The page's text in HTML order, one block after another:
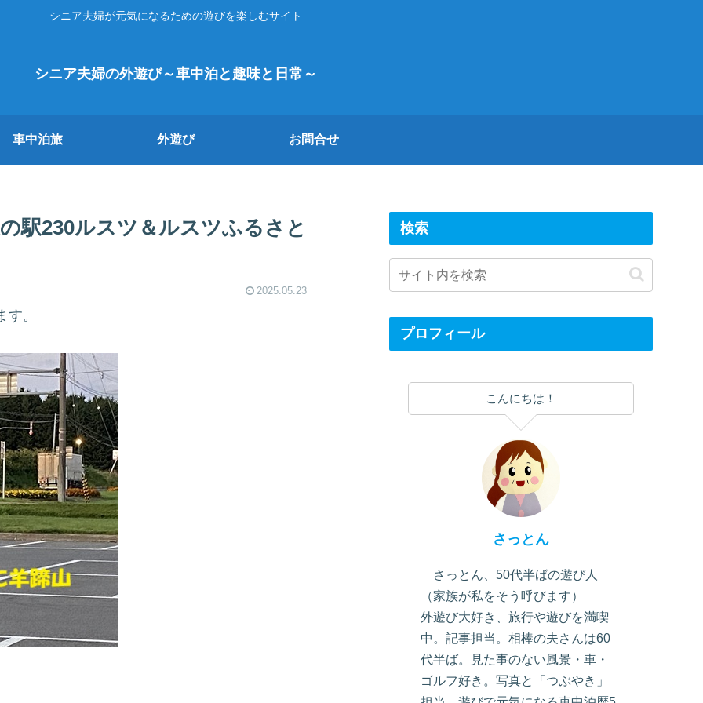
シニア夫婦が元気になるための遊びを楽しむサイト
シニア夫婦の外遊び～車中泊と趣味と日常～
車中泊旅 外遊び お問合せ
駅230ルスツ＆ルスツふるさと
2025.05.23
。
検索
プロフィール
こんにちは！
さっとん
さっとん、50代半ばの遊び人
（家族が私をそう呼びます）
外遊び大好き、旅行や遊びを満喫
中。記事担当。相棒の夫さんは60
代半ば。見た事のない風景・車・
ゴルフ好き。写真と「つぶやき」